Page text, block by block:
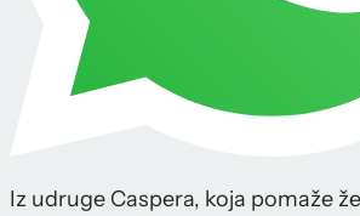
Iz udruge Caspera, koja pomaže